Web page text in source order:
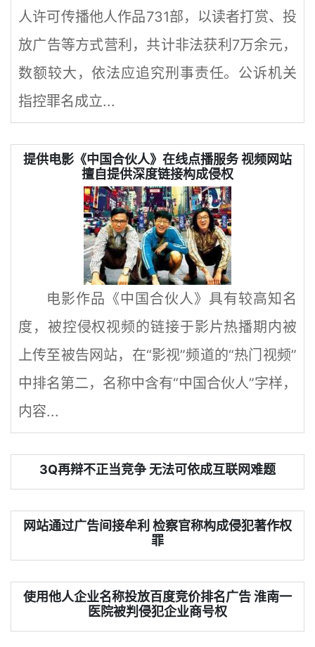
人许可传播他人作品731部，以读者打赏、投
放广告等方式营利，共计非法获利7万余元，
数额较大，依法应追究刑事责任。公诉机关
指控罪名成立...
提供电影《中国合伙人》在线点播服务 视频网站
擅自提供深度链接构成侵权
电影作品《中国合伙人》具有较高知名
度，被控侵权视频的链接于影片热播期内被
上传至被告网站，在“影视”频道的“热门视频”
中排名第二，名称中含有“中国合伙人”字样，
内容...
3Q再辩不正当竞争 无法可依成互联网难题
网站通过广告间接牟利 检察官称构成侵犯著作权
罪
使用他人企业名称投放百度竞价排名广告 淮南一
医院被判侵犯企业商号权